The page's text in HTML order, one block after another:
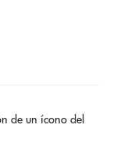
de un ícono del